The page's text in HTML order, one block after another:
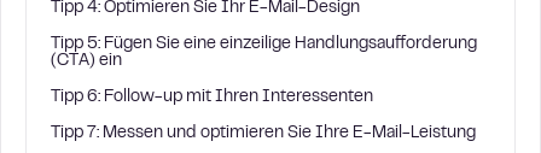
Tipp 4: Optimieren Sie Ihr E-Mail-Design
Tipp 5: Fügen Sie eine einzeilige Handlungsaufforderung
(CTA) ein
Tipp 6: Follow-up mit Ihren Interessenten
Tipp 7: Messen und optimieren Sie Ihre E-Mail-Leistung